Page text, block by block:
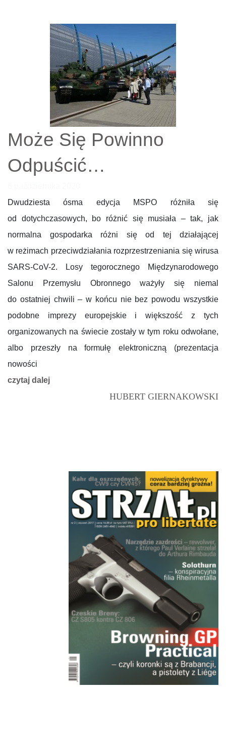
Może Się Powinno
Odpuścić…
Dwudziesta ósma edycja MSPO różniła się
od dotychczasowych, bo różnić się musiała – tak, jak
normalna gospodarka różni się od tej działającej
w reżimach przeciwdziałania rozprzestrzeniania się wirusa
SARS-CoV-2. Losy tegorocznego Międzynarodowego
Salonu Przemysłu Obronnego ważyły się niemal
do ostatniej chwili – w końcu nie bez powodu wszystkie
podobne imprezy europejskie i większość z tych
organizowanych na świecie zostały w tym roku odwołane,
albo przeszły na formułę elektroniczną (prezentacja
nowości
czytaj dalej
HUBERT GIERNAKOWSKI